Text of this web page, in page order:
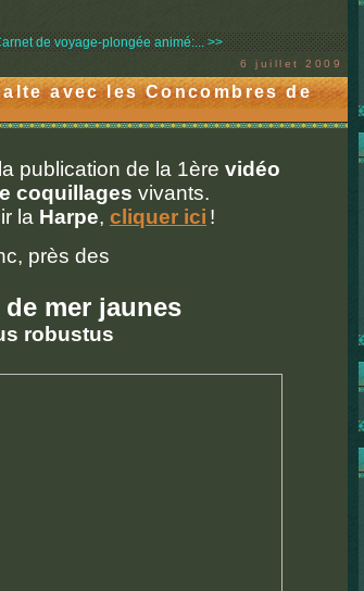
de voyage-plongée animé:... >>
6 juillet 2009
avec les Concombres de
publication de la 1ère vidéo
coquillages vivants.
la Harpe, cliquer ici !
près des
mer jaunes
robustus